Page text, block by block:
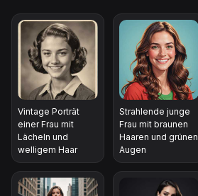
Vintage Porträt
einer Frau mit
Lächeln und
welligem Haar
Strahlende junge
Frau mit braunen
Haaren und grünen
Augen